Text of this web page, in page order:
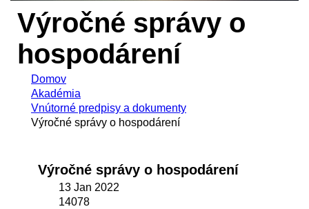
Výročné správy o
hospodárení
Domov
Akadémia
Vnútorné predpisy a dokumenty
Výročné správy o hospodárení
Výročné správy o hospodárení
13 Jan 2022
14078